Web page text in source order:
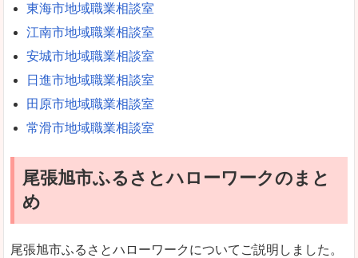
東海市地域職業相談室
江南市地域職業相談室
安城市地域職業相談室
日進市地域職業相談室
田原市地域職業相談室
常滑市地域職業相談室
尾張旭市ふるさとハローワークのまと
め
尾張旭市ふるさとハローワークについてご説明しました。